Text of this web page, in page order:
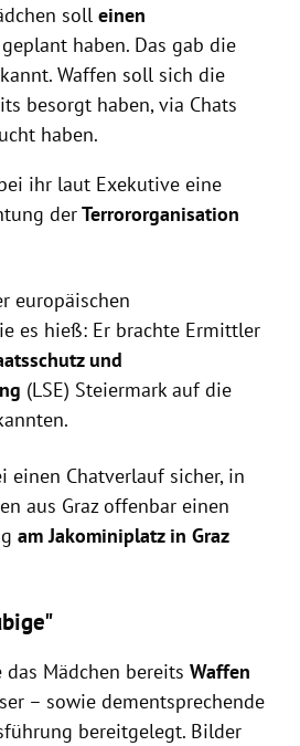
soll einen
geplant haben. Das gab die
Waffen soll sich die
besorgt haben, via Chats
haben.
ihr laut Exekutive eine
derTerrororganisation
europäischen
es hieß: Er brachte Ermittler
und
(LSE) Steiermark auf die
einen Chatverlauf sicher, in
aus Graz offenbar einen
am Jakominiplatz in Graz
Mädchen bereits Waffen
– sowie dementsprechende
bereitgelegt. Bilder